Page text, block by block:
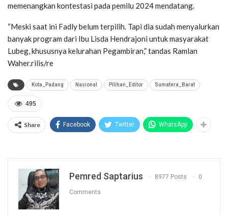
memenangkan kontestasi pada pemilu 2024 mendatang.
“Meski saat ini Fadly belum terpilih. Tapi dia sudah menyalurkan
banyak program dari Ibu Lisda Hendrajoni untuk masyarakat
Lubeg, khususnya kelurahan Pegambiran,” tandas Ramlan
Waher.rilis/re
Kota_Padang Nasional Pilihan_Editor Sumatera_Barat
495
Share Facebook Twitter WhatsApp
Pemred Saptarius 8977 Posts 0
Comments